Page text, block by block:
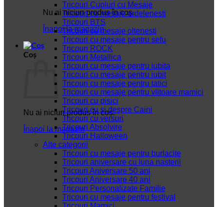
Nu ai niciun produs în coș.
Înapoi la magazin
Coș
Nu ai niciun produs în coș.
Înapoi la magazin
Tricouri Cupluri cu Mesaje
Tricouri cu mesaje ardelenesti
Tricouri BTS
Tricouri cu mesaje oltenesti
Tricouri cu mesaje pentru sefu
Tricouri ROCK
Tricouri Metallica
Tricouri cu mesaje pentru iubita
Tricouri cu mesaje pentru iubit
Tricouri cu mesaje pentru tatici
Tricouri cu mesaje pentru viitoare mamici
Tricouri cu pisici
Tricouri cu si despre Caini
Tricouri cu versuri
Tricouri Absolvire
Tricouri Halloween
Alte categorii
Tricouri cu mesaje pentru burlacite
Tricouri aniversare cu luna nasterii
Tricouri Aniversare 50 ani
Tricouri Aniversare 40 ani
Tricouri Personalizate Familie
Tricouri cu mesaje pentru festival